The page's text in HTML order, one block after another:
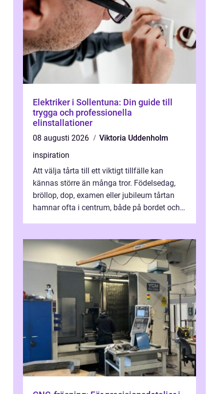
Elektriker i Sollentuna: Din guide till
trygga och professionella
elinstallationer
08 augusti 2026
Viktoria Uddenholm
inspiration
Att välja tårta till ett viktigt tillfälle kan
kännas större än många tror. Födelsedag,
bröllop, dop, examen eller jubileum tårtan
hamnar ofta i centrum, både på bordet och i